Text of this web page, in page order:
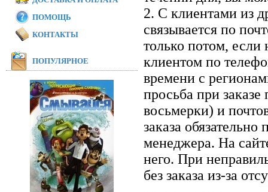
2. С клиентами из
связывается по
только потом, если
клиентом по
времени с
просьба при
восьмерки) и
заказа
менеджера. На
него. При
без заказа из-за
ПОМОЩЬ
КОНТАКТЫ
ПОПУЛЯРНОЕ